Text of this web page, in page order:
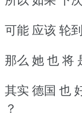
可能 应该 轮
那么 她 也 将
其实 德国 也
？